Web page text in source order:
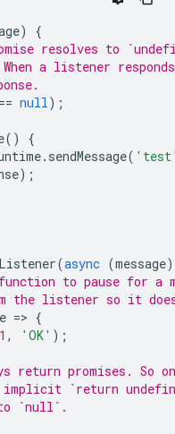
)
{
resolves to
a listener
null);
()
{
. sendMessage(
);
(async (message)
to pause for a
the listener so it
=> {
1 , 'OK' );
return promises. So
`return
to `null`.